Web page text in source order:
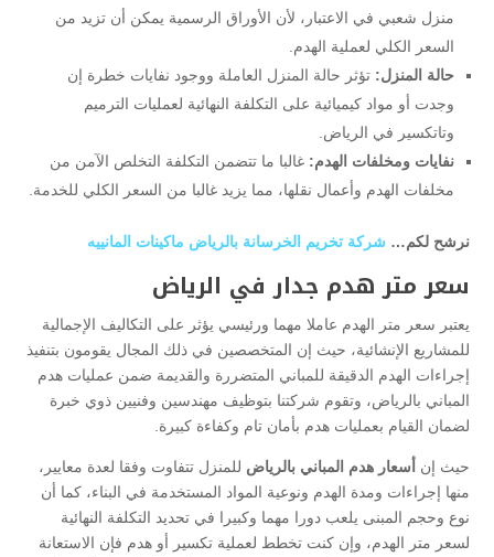
منزل شعبي في الاعتبار، لأن الأوراق الرسمية يمكن أن تزيد من
السعر الكلي لعملية الهدم.
حالة المنزل: تؤثر حالة المنزل العاملة ووجود نفايات خطرة إن
وجدت أو مواد كيميائية على التكلفة النهائية لعمليات الترميم
وتاتكسير في الرياض.
نفايات ومخلفات الهدم: غالبا ما تتضمن التكلفة التخلص الآمن من
مخلفات الهدم وأعمال نقلها، مما يزيد غالبا من السعر الكلي للخدمة.
نرشح لكم… شركة تخريم الخرسانة بالرياض ماكينات المانييه
سعر متر هدم جدار في الرياض
يعتبر سعر متر الهدم عاملا مهما ورئيسي يؤثر على التكاليف الإجمالية
للمشاريع الإنشائية، حيث إن المتخصصين في ذلك المجال يقومون بتنفيذ
إجراءات الهدم الدقيقة للمباني المتضررة والقديمة ضمن عمليات هدم
المباني بالرياض، وتقوم شركتنا بتوظيف مهندسين وفنيين ذوي خبرة
لضمان القيام بعمليات هدم بأمان تام وكفاءة كبيرة.
حيث إن أسعار هدم المباني بالرياض للمنزل تتفاوت وفقا لعدة معايير،
منها إجراءات ومدة الهدم ونوعية المواد المستخدمة في البناء، كما أن
نوع وحجم المبنى يلعب دورا مهما وكبيرا في تحديد التكلفة النهائية
لسعر متر الهدم، وإن كنت تخطط لعملية تكسير أو هدم فإن الاستعانة